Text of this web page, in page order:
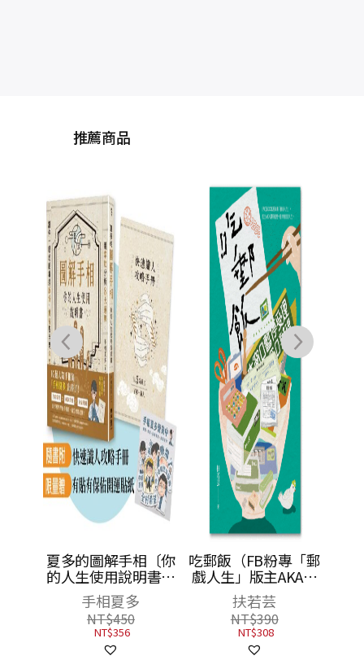
推薦商品
夏多的圖解手相〔你
的人生使用說明書〕
【限量贈品組】有貼
有保佑開運貼紙＋快
速識人攻略手冊：用
掌紋分析8大運勢，
讓你一眼就能看透感
手相夏多
NT$450
NT$356
吃郵飯（FB粉專「郵
戲人生」版主AKA郵
局櫃檯小姐扶若芸的
酸甘甜人生）
扶若芸
NT$390
NT$308